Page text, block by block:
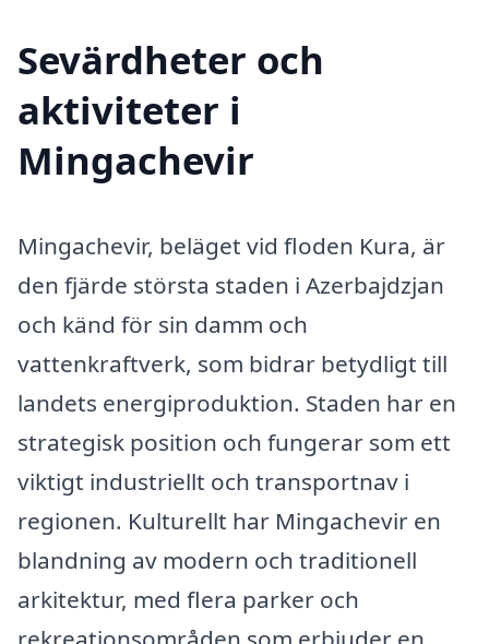
Sevärdheter och
aktiviteter i
Mingachevir
Mingachevir, beläget vid floden Kura, är
den fjärde största staden i Azerbajdzjan
och känd för sin damm och
vattenkraftverk, som bidrar betydligt till
landets energiproduktion. Staden har en
strategisk position och fungerar som ett
viktigt industriellt och transportnav i
regionen. Kulturellt har Mingachevir en
blandning av modern och traditionell
arkitektur, med flera parker och